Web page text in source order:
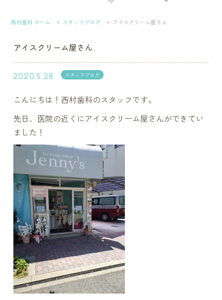
西村歯科 ホーム スタッフブログ アイスクリーム屋さん
アイスクリーム屋さん
2020.5.28 スタッフブログ
こんにちは！西村歯科のスタッフです。
先日、医院の近くにアイスクリーム屋さんができてい
ました！